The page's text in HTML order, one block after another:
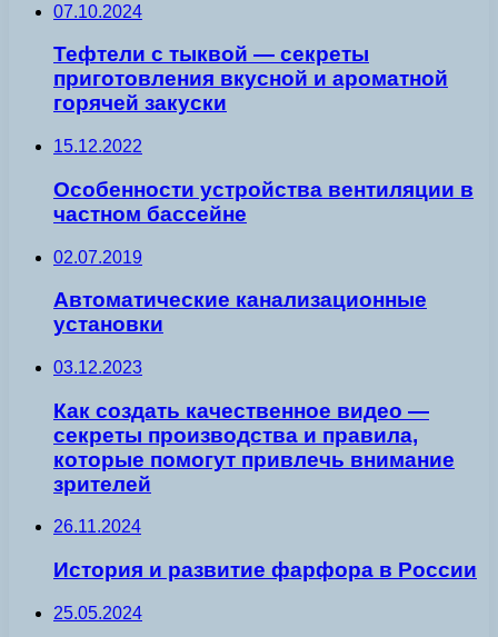
07.10.2024
Тефтели с тыквой — секреты
приготовления вкусной и ароматной
горячей закуски
15.12.2022
Особенности устройства вентиляции в
частном бассейне
02.07.2019
Автоматические канализационные
установки
03.12.2023
Как создать качественное видео —
секреты производства и правила,
которые помогут привлечь внимание
зрителей
26.11.2024
История и развитие фарфора в России
25.05.2024